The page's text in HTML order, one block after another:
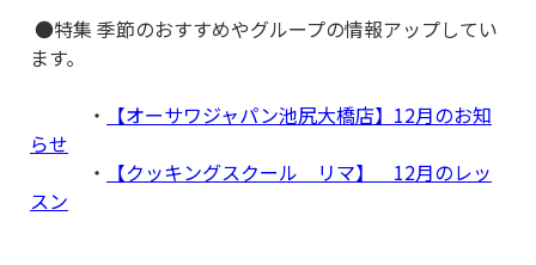
●特集 季節のおすすめやグループの情報アップしてい
ます。
・
【オーサワジャパン池尻大橋店】12月のお知
らせ
・
【クッキングスクール リマ】 12月のレッ
スン